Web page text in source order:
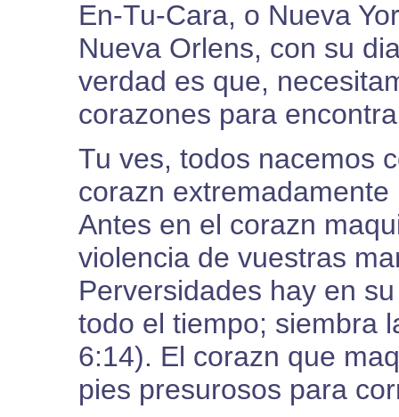
En-Tu-Cara, o Nueva
Nueva Orlens, con su
verdad es que,
corazones para
Tu ves, todos nacemos
corazn
Antes en el corazn
violencia de vuestras
Perversidades hay en
todo el tiempo; siembra
6:14). El corazn que
pies presurosos para